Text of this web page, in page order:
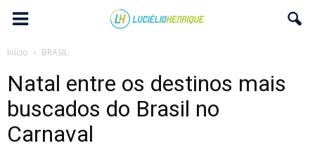
Início BRASIL
Natal entre os destinos mais
buscados do Brasil no
Carnaval